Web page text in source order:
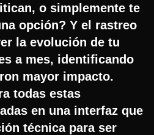
o simplemente te
opción? Y el rastreo
la evolución de tu
a mes, identificando
mayor impacto.
todas estas
en una interfaz que
técnica para ser